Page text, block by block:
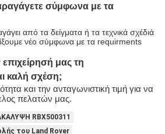
σύμφωνα με τα
από τα δείγματα ή τα τεχνικά σχέδιά
νέο σύμφωνα με τα requirments
μας τη
καλή σχέση;
και την ανταγωνιστική τιμή για να
πελατών μας.
RBX500311
του Land Rover